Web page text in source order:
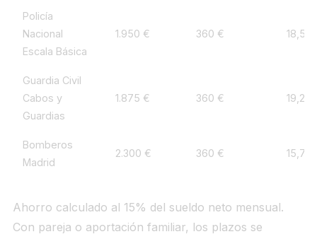
Policía
Nacional
Escala Básica
1.950 € 360 € 18,5%
Guardia Civil
Cabos y
Guardias
1.875 € 360 € 19,2%
Bomberos
Madrid
2.300 € 360 € 15,7%
Ahorro calculado al 15% del sueldo neto mensual.
Con pareja o aportación familiar, los plazos se